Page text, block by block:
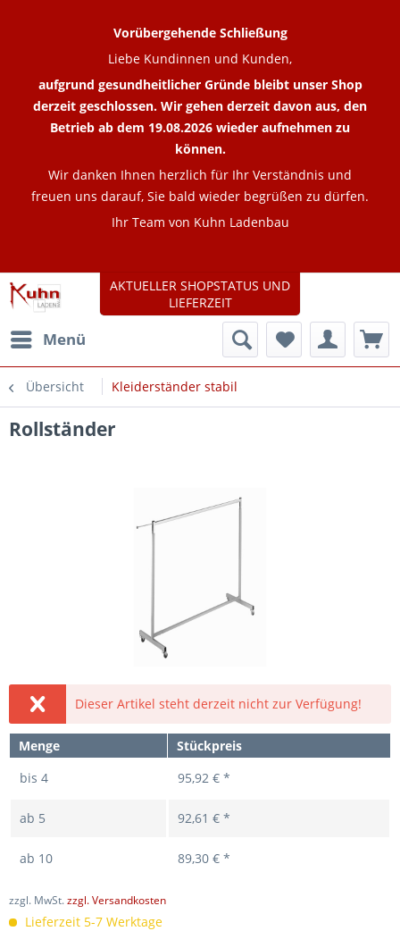
Menü
Übersicht Kleiderständer stabil
Rollständer
Dieser Artikel steht derzeit nicht zur Verfügung!
Menge
Stückpreis
bis 4 95,92 € *
ab 5 92,61 € *
ab 10 89,30 € *
zzgl. MwSt.zzgl. Versandkosten
Lieferzeit 5-7 Werktage
AKTUELLER SHOPSTATUS UND
LIEFERZEIT
Vorübergehende Schließung
Liebe Kundinnen und Kunden,
aufgrund gesundheitlicher Gründe bleibt unser Shop
derzeit geschlossen. Wir gehen derzeit davon aus, den
Betrieb ab dem 19.08.2026 wieder aufnehmen zu
können.
Wir danken Ihnen herzlich für Ihr Verständnis und
freuen uns darauf, Sie bald wieder begrüßen zu dürfen.
Ihr Team von Kuhn Ladenbau